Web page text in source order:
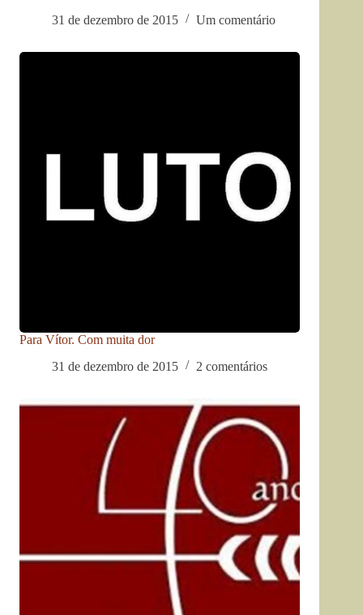
31 de dezembro de 2015
Um comentário
Para Vítor. Com muita dor
31 de dezembro de 2015
2 comentários